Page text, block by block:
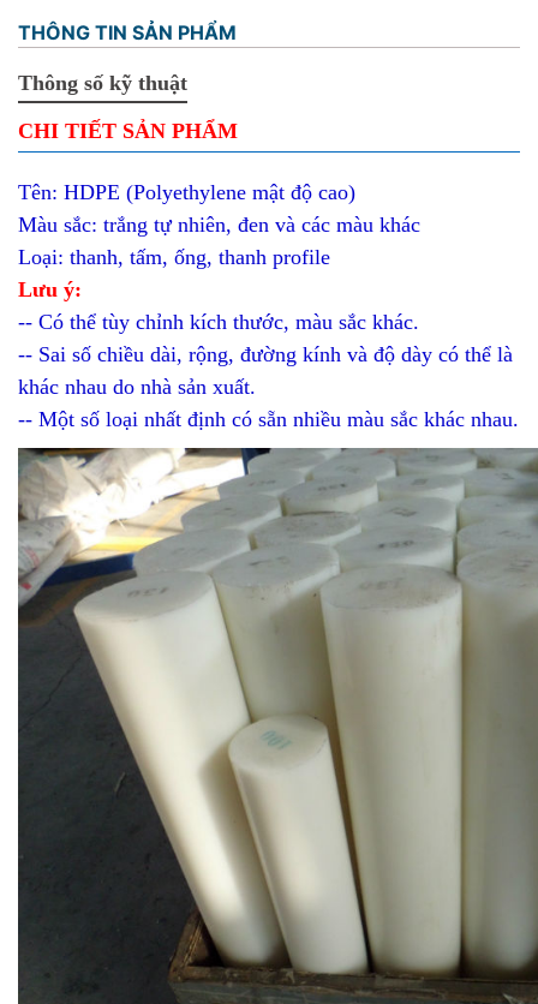
THÔNG TIN SẢN PHẨM
Thông số kỹ thuật
CHI TIẾT SẢN PHẨM
Tên: HDPE (Polyethylene mật độ cao)
Màu sắc: trắng tự nhiên, đen và các màu khác
Loại: thanh, tấm, ống, thanh profile
Lưu ý:
-- Có thể tùy chỉnh kích thước, màu sắc khác.
-- Sai số chiều dài, rộng, đường kính và độ dày có thể là
khác nhau do nhà sản xuất.
-- Một số loại nhất định có sẵn nhiều màu sắc khác nhau.